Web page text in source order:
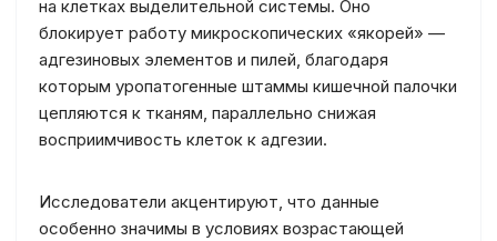
на клетках выделительной системы. Оно
блокирует работу микроскопических «якорей» —
адгезиновых элементов и пилей, благодаря
которым уропатогенные штаммы кишечной палочки
цепляются к тканям, параллельно снижая
восприимчивость клеток к адгезии.
Исследователи акцентируют, что данные
особенно значимы в условиях возрастающей